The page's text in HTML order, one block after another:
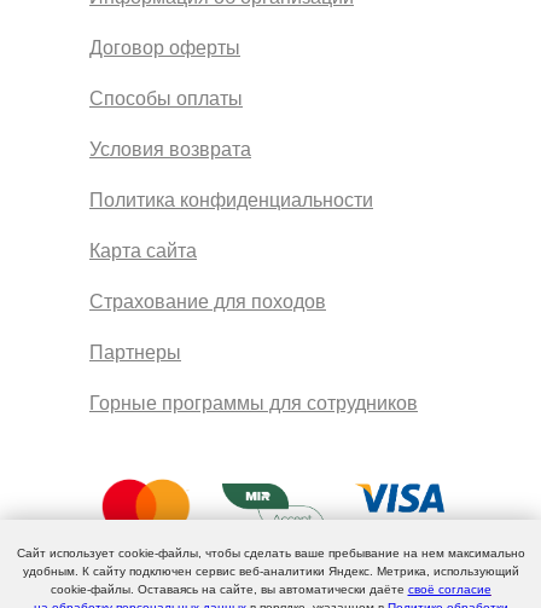
Политика конфиденциальности
Договор оферты
Способы оплаты
Условия возврата
Карта сайта
Партнеры
Страхование для походов
Горные программы для сотрудников
Сайт использует cookie-файлы, чтобы сделать ваше пребывание на нем максимально
удобным. К cайту подключен сервис веб-аналитики Яндекс. Метрика, использующий
cookie-файлы. Оставаясь на сайте, вы автоматически даёте своё согласие